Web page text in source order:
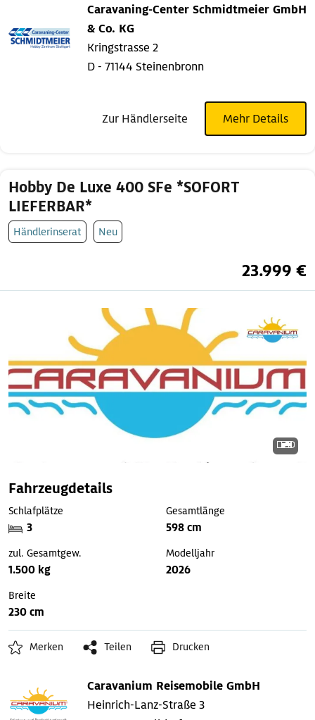
Caravaning-Center Schmidtmeier GmbH
& Co. KG
Kringstrasse 2
D - 71144 Steinenbronn
Zur Händlerseite Mehr Details
Hobby De Luxe 400 SFe *SOFORT
LIEFERBAR*
Händlerinserat Neu
23.999 €
Fahrzeugdetails
Schlafplätze
3
Gesamtlänge
598 cm
zul. Gesamtgew.
1.500 kg
Modelljahr
2026
Breite
230 cm
Merken Teilen Drucken
Caravanium Reisemobile GmbH
Heinrich-Lanz-Straße 3